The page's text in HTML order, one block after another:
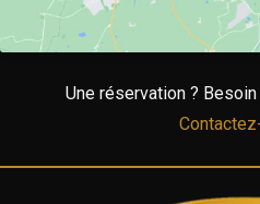
Une réservation ? Besoin